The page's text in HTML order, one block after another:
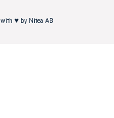
♥by Nitea AB